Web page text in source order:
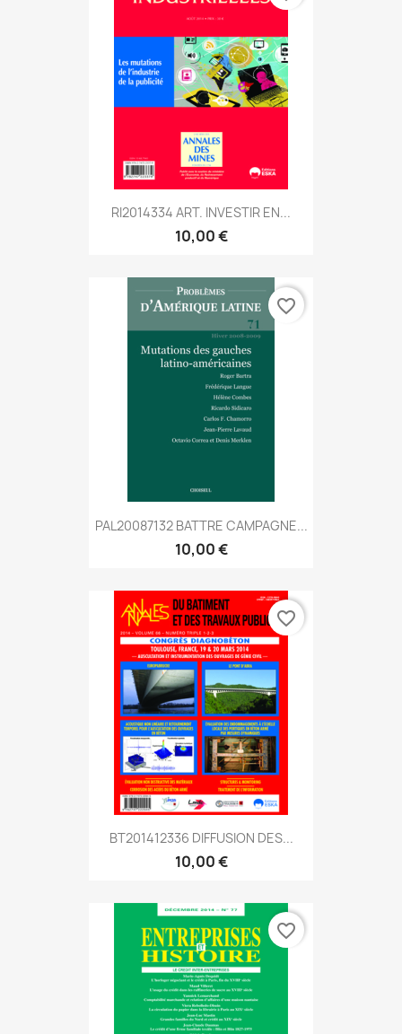
RI2014334 ART. INVESTIR EN...
10,00 €
PAL20087132 BATTRE CAMPAGNE...
10,00 €
favorite_border
BT201412336 DIFFUSION DES...
10,00 €
favorite_border
favorite_border